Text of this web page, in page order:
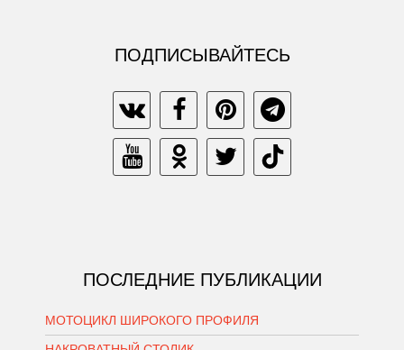
ПОДПИСЫВАЙТЕСЬ
ПОСЛЕДНИЕ ПУБЛИКАЦИИ
МОТОЦИКЛ ШИРОКОГО ПРОФИЛЯ